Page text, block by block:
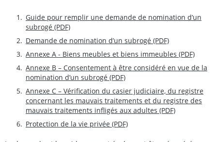
Guide pour remplir une demande de nomination d’un
subrogé (PDF)
Demande de nomination d’un subrogé (PDF)
Annexe A - Biens meubles et biens immeubles (PDF)
Annexe B – Consentement à être considéré en vue de la
nomination d’un subrogé (PDF)
Annexe C – Vérification du casier judiciaire, du registre
concernant les mauvais traitements et du registre des
mauvais traitements infligés aux adultes (PDF)
Protection de la vie privée (PDF)